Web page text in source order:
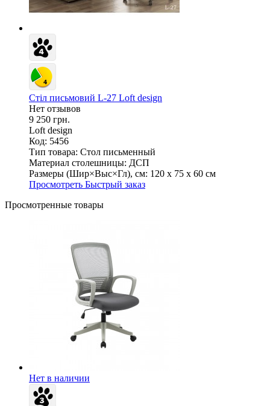
Стіл письмовий L-27 Loft design
Нет отзывов
9 250 грн.
Loft design
Код: 5456
Тип товара: Стол письменный
Материал столешницы: ДСП
Размеры (Шир×Выс×Гл), см: 120 х 75 х 60 см
Просмотреть Быстрый заказ
Просмотренные товары
Нет в наличии